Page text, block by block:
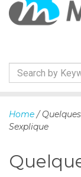
k
i
o
Home /
Sexplique